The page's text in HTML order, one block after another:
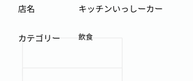
キッチンいっしーカー
店名
飲食
カテゴリー